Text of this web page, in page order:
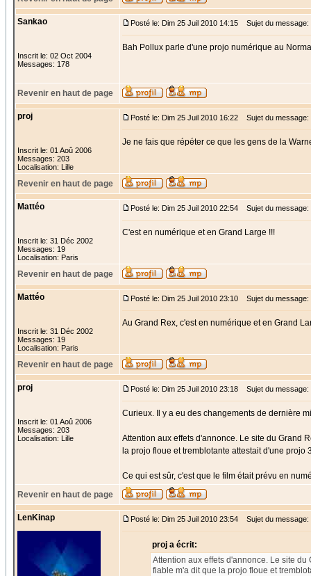
Sankao
Inscrit le: 02 Oct 2004
Messages: 178
Posté le: Dim 25 Juil 2010 14:15 Sujet du message:
Bah Pollux parle d'une projo numérique au
Revenir en haut de page
proj
Inscrit le: 01 Aoû 2006
Messages: 203
Localisation: Lille
Posté le: Dim 25 Juil 2010 16:22 Sujet du message:
Je ne fais que répéter ce que les gens de la
Revenir en haut de page
Mattéo
Inscrit le: 31 Déc 2002
Messages: 19
Localisation: Paris
Posté le: Dim 25 Juil 2010 22:54 Sujet du message:
C'est en numérique et en Grand Large !!!
Revenir en haut de page
Mattéo
Inscrit le: 31 Déc 2002
Messages: 19
Localisation: Paris
Posté le: Dim 25 Juil 2010 23:10 Sujet du message:
Au Grand Rex, c'est en numérique et en Grand
Revenir en haut de page
proj
Inscrit le: 01 Aoû 2006
Messages: 203
Localisation: Lille
Posté le: Dim 25 Juil 2010 23:18 Sujet du message:
Curieux. Il y a eu des changements de dernière
Attention aux effets d'annonce. Le site du Grand
la projo floue et tremblotante attestait d'une
Ce qui est sûr, c'est que le film était prévu en
Revenir en haut de page
LenKinap Posté le: Dim 25 Juil 2010 23:54 Sujet du message:
proj a écrit:
Attention aux effets d'annonce. Le site
fiable m'a dit que la projo floue et